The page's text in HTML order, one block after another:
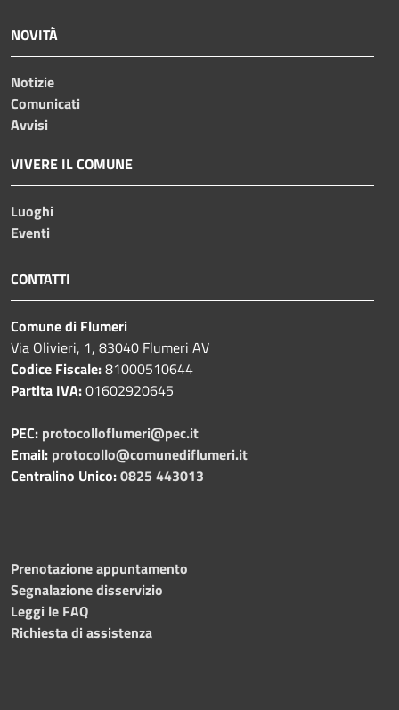
NOVITÀ
Notizie
Comunicati
Avvisi
VIVERE IL COMUNE
Luoghi
Eventi
CONTATTI
Comune di Flumeri
Via Olivieri, 1, 83040 Flumeri AV
Codice Fiscale:81000510644
Partita IVA:01602920645
PEC: protocolloflumeri@pec.it
Email: protocollo@comunediflumeri.it
Centralino Unico:0825 443013
Prenotazione appuntamento
Segnalazione disservizio
Leggi le FAQ
Richiesta di assistenza